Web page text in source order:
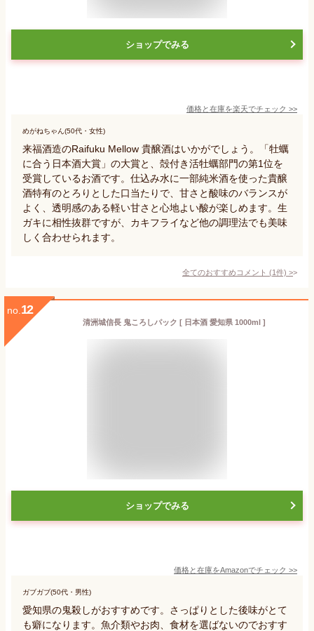
ショップでみる
価格と在庫を楽天でチェック >>
めがねちゃん(50代・女性)
来福酒造のRaifuku Mellow 貴醸酒はいかがでしょう。「牡蠣
に合う日本酒大賞」の大賞と、殻付き活牡蠣部門の第1位を
受賞しているお酒です。仕込み水に一部純米酒を使った貴醸
酒特有のとろりとした口当たりで、甘さと酸味のバランスが
よく、透明感のある軽い甘さと心地よい酸が楽しめます。生
ガキに相性抜群ですが、カキフライなど他の調理法でも美味
しく合わせられます。
全てのおすすめコメント (1件) >
no. 12
清洲城信長 鬼ころしパック [ 日本酒 愛知県 1000ml ]
ショップでみる
価格と在庫をAmazonでチェック >>
ガブガブ(50代・男性)
愛知県の鬼殺しがおすすめです。さっぱりとした後味がとて
も癖になります。魚介類やお肉、食材を選ばないのでおすす